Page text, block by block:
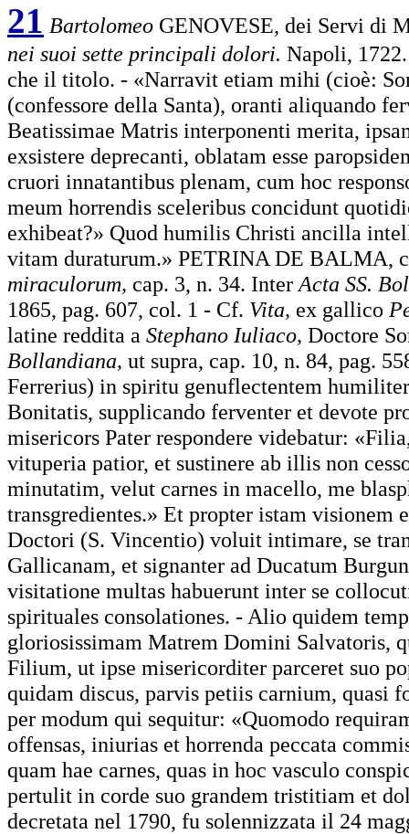
21 Bartolomeo GENOVESE, dei Servi di
nei suoi sette principali dolori. Napoli,
che il titolo. - «Narravit etiam mihi (cioè:
(confessore della Santa), oranti aliquando
Beatissimae Matris interponenti merita,
exsistere deprecanti, oblatam esse
cruori innatantibus plenam, cum hoc
meum horrendis sceleribus concidunt
exhibeat?» Quod humilis Christi ancilla
vitam duraturum.» PETRINA DE BALMA,
miraculorum, cap. 3, n. 34. Inter Acta SS.
1865, pag. 607, col. 1 - Cf. Vita, ex gallico
latine reddita a Stephano Iuliaco, Doctore
Bollandiana, ut supra, cap. 10, n. 84, pag.
Ferrerius) in spiritu genuflectentem
Bonitatis, supplicando ferventer et devote
misericors Pater respondere videbatur:
vituperia patior, et sustinere ab illis non
minutatim, velut carnes in macello, me
transgredientes.» Et propter istam visionem
Doctori (S. Vincentio) voluit intimare, se
Gallicanam, et signanter ad Ducatum
visitatione multas habuerunt inter se
spirituales consolationes. - Alio quidem
gloriosissimam Matrem Domini Salvatoris,
Filium, ut ipse misericorditer parceret suo
quidam discus, parvis petiis carnium, quasi
per modum qui sequitur: «Quomodo
offensas, iniurias et horrenda peccata
quam hae carnes, quas in hoc vasculo
pertulit in corde suo grandem tristitiam et
decretata nel 1790, fu solennizzata il 24